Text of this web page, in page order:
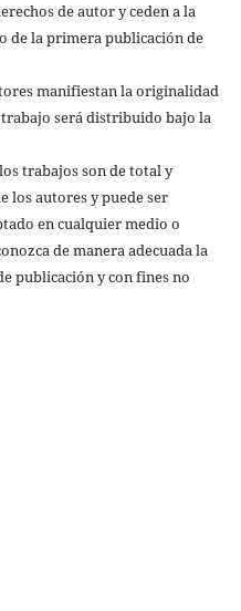
de autor y ceden a la
de la primera publicación de
manifiestan la originalidad
será distribuido bajo la
trabajos son de total y
los autores y puede ser
en cualquier medio o
de manera adecuada la
publicación y con fines no